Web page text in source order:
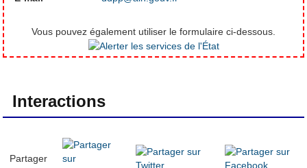
Vous pouvez également utiliser le formulaire ci-dessous.
Interactions
Partager